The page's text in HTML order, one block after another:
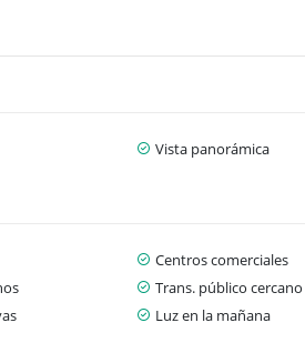
Vista panorámica
Centros comerciales
Trans. público cercano
Luz en la mañana